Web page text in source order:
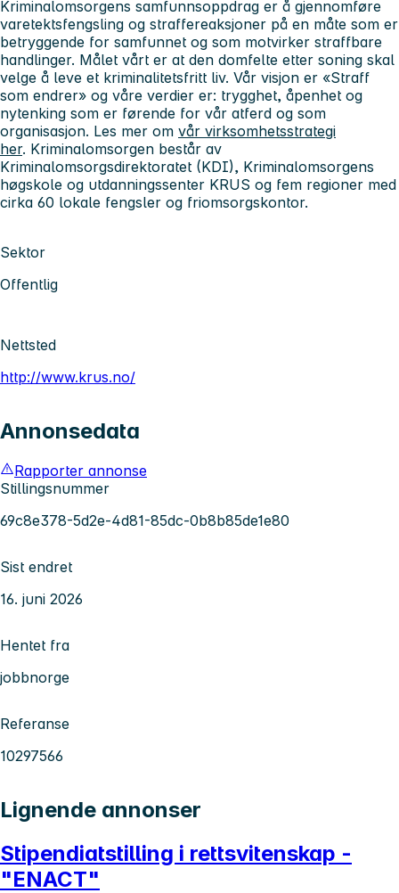
Kriminalomsorgens samfunnsoppdrag er å gjennomføre
varetektsfengsling og straffereaksjoner på en måte som er
betryggende for samfunnet og som motvirker straffbare
handlinger. Målet vårt er at den domfelte etter soning skal
velge å leve et kriminalitetsfritt liv. Vår visjon er «Straff
som endrer» og våre verdier er: trygghet, åpenhet og
nytenking som er førende for vår atferd og som
organisasjon. Les mer om vår virksomhetsstrategi
her. Kriminalomsorgen består av
Kriminalomsorgsdirektoratet (KDI), Kriminalomsorgens
høgskole og utdanningssenter KRUS og fem regioner med
cirka 60 lokale fengsler og friomsorgskontor.
Sektor
Offentlig
Nettsted
http://www.krus.no/
Annonsedata
Rapporter annonse
Stillingsnummer
69c8e378-5d2e-4d81-85dc-0b8b85de1e80
Sist endret
16. juni 2026
Hentet fra
jobbnorge
Referanse
10297566
Lignende annonser
Stipendiatstilling i rettsvitenskap -
"ENACT"